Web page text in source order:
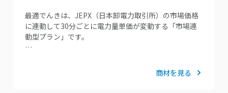
最適でんきは、JEPX（日本卸電力取引所）の市場価格
に連動して30分ごとに電力量単価が変動する「市場連
動型プラン」です。
…
商材を見る